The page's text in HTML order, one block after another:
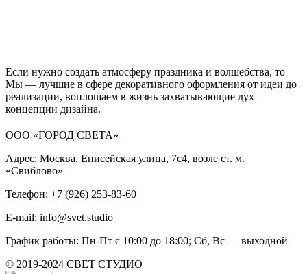
Если нужно создать атмосферу праздника и волшебства, то
Мы — лучшие в сфере декоративного оформления от идеи до
реализации, воплощаем в жизнь захватывающие дух
концепции дизайна.
ООО «ГОРОД СВЕТА»
Адрес: Москва, Енисейская улица, 7с4, возле ст. м.
«Свиблово»
Телефон: +7 (926) 253-83-60
E-mail: info@svet.studio
График работы: Пн-Пт с 10:00 до 18:00; Сб, Вс — выходной
© 2019-2024 СВЕТ СТУДИО